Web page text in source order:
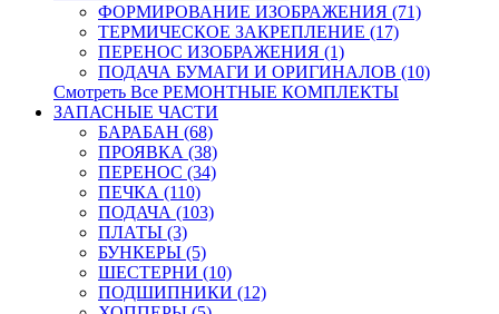
ФОРМИРОВАНИЕ ИЗОБРАЖЕНИЯ (71)
ТЕРМИЧЕСКОЕ ЗАКРЕПЛЕНИЕ (17)
ПЕРЕНОС ИЗОБРАЖЕНИЯ (1)
ПОДАЧА БУМАГИ И ОРИГИНАЛОВ (10)
Смотреть Все РЕМОНТНЫЕ КОМПЛЕКТЫ
ЗАПАСНЫЕ ЧАСТИ
БАРАБАН (68)
ПРОЯВКА (38)
ПЕРЕНОС (34)
ПЕЧКА (110)
ПОДАЧА (103)
ПЛАТЫ (3)
БУНКЕРЫ (5)
ШЕСТЕРНИ (10)
ПОДШИПНИКИ (12)